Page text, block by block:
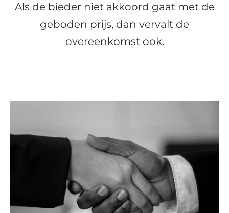
Als de bieder niet akkoord gaat met de
geboden prijs, dan vervalt de
overeenkomst ook.